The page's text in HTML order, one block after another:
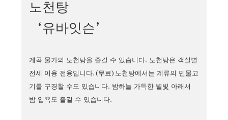
노천탕
‘유바잇슨’
계곡 물가의 노천탕을 즐길 수 있습니다. 노천탕은 객실별
전세 이용 전용입니다.(무료)노천탕에서는 계류의 민물고
기를 구경할 수도 있습니다. 밤하늘 가득한 별빛 아래서
밤 입욕도 즐길 수 있습니다.